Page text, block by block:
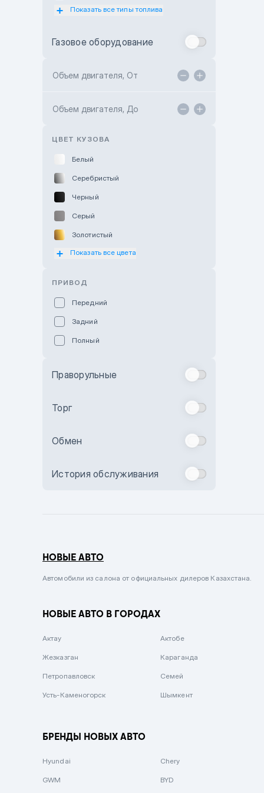
Subaru Motor Almaty
Toyota Kokshetau
Hyundai ShymCity
Показать все типы топлива
Газовое оборудование
Объем двигателя, От
Объем двигателя, До
ЦВЕТ КУЗОВА
Белый
Серебристый
Черный
Серый
Золотистый
Оранжевый
Бежевый
Комбинированный
Сиреневый металлик
Вишневый
Зеленый металлик
Показать все цвета
ПРИВОД
Передний
Задний
Полный
Праворульные
Торг
Обмен
История обслуживания
НОВЫЕ АВТО
Автомобили из салона от официальных дилеров Казахстана.
НОВЫЕ АВТО В ГОРОДАХ
Актау Актобе
Жезказган Караганда
Петропавловск Семей
Усть-Каменогорск Шымкент
БРЕНДЫ НОВЫХ АВТО
Hyundai Chery
GWM BYD